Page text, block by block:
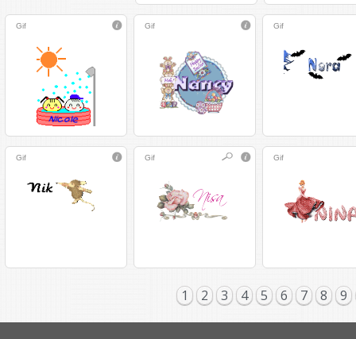
Gif Gif Gif
Gif Gif Gif
1 2 3 4 5 6 7 8 9